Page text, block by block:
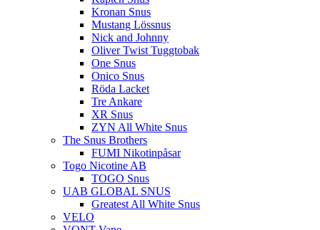
Kronan Snus
Mustang Lössnus
Nick and Johnny
Oliver Twist Tuggtobak
One Snus
Onico Snus
Röda Lacket
Tre Ankare
XR Snus
ZYN All White Snus
The Snus Brothers
FUMI Nikotinpåsar
Togo Nicotine AB
TOGO Snus
UAB GLOBAL SNUS
Greatest All White Snus
VELO